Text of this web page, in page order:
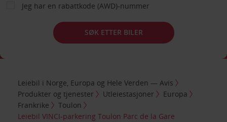
Jeg har en rabattkode (AWD)-nummer
SØK ETTER BILER
Leiebil i Norge, Europa og Hele Verden — Avis
Produkter og tjenester
Utleiestasjoner
Europa
Frankrike
Toulon
Leiebil VINCI-parkering Toulon Parc de la Gare